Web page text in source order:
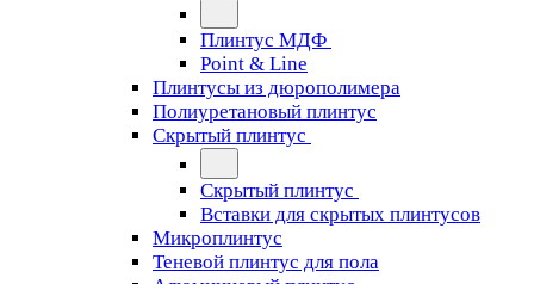
Плинтус МДФ
Point & Line
Плинтусы из дюрополимера
Полиуретановый плинтус
Скрытый плинтус
Скрытый плинтус
Вставки для скрытых плинтусов
Микроплинтус
Теневой плинтус для пола